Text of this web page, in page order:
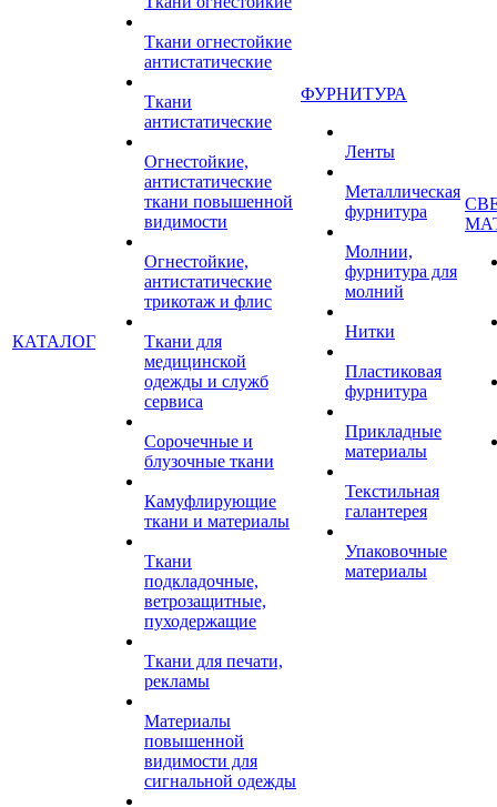
КАТАЛОГ
Ткани огнестойкие
антистатические
Ткани
антистатические
Огнестойкие,
антистатические
ткани повышенной
видимости
Огнестойкие,
антистатические
трикотаж и флис
Ткани для
медицинской
одежды и служб
сервиса
Сорочечные и
блузочные ткани
Камуфлирующие
ткани и материалы
Ткани
подкладочные,
ветрозащитные,
пуходержащие
Ткани для печати,
рекламы
Материалы
повышенной
видимости для
сигнальной одежды
ФУРНИТУРА
Ленты
Металлическая
фурнитура
Молнии,
фурнитура для
молний
Нитки
Пластиковая
фурнитура
Прикладные
материалы
Текстильная
галантерея
Упаковочные
материалы